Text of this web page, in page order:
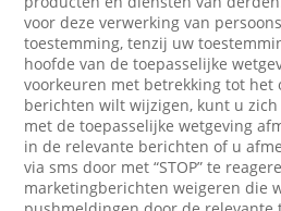
voor deze verwerking van
toestemming, tenzij uw
hoofde van de toepasselijke
voorkeuren met betrekking tot het
berichten wilt wijzigen, kunt u
met de toepasselijke wetgeving
in de relevante berichten of u
via sms door met “STOP” te
marketingberichten weigeren die